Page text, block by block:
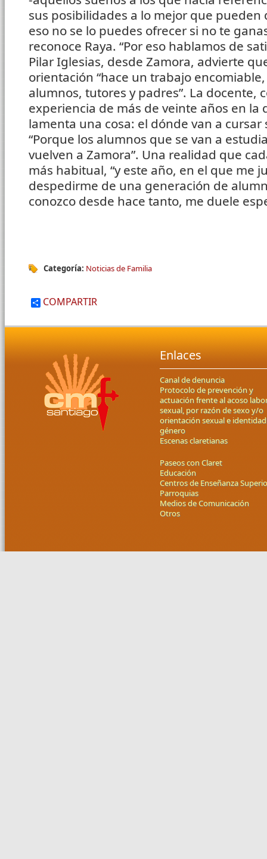
sus posibilidades a lo mejor que pueden
eso no se lo puedes ofrecer si no te
reconoce Raya. “Por eso hablamos de
Pilar Iglesias, desde Zamora, advierte
orientación “hace un trabajo
alumnos, tutores y padres”. La docente,
experiencia de más de veinte años en la
lamenta una cosa: el dónde van a
“Porque los alumnos que se van a
vuelven a Zamora”. Una realidad que
más habitual, “y este año, en el que me
despedirme de una generación de
conozco desde hace tanto, me duele
Categoría: Noticias de Familia
COMPARTIR
Enlaces
Canal de denuncia
Protocolo de prevención y
actuación frente al acoso
sexual, por razón de sexo y/o
orientación sexual e
género
Escenas claretianas
Paseos con Claret
Educación
Centros de Enseñanza
Parroquias
Medios de Comunicación
Otros